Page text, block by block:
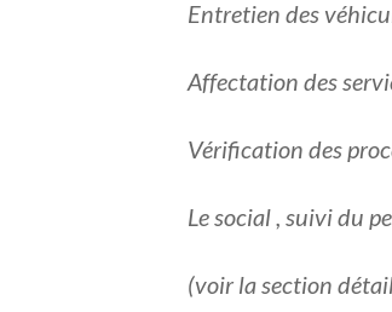
Entretien des
Affectation des
Vérification des
Le social , suivi du
(voir la section